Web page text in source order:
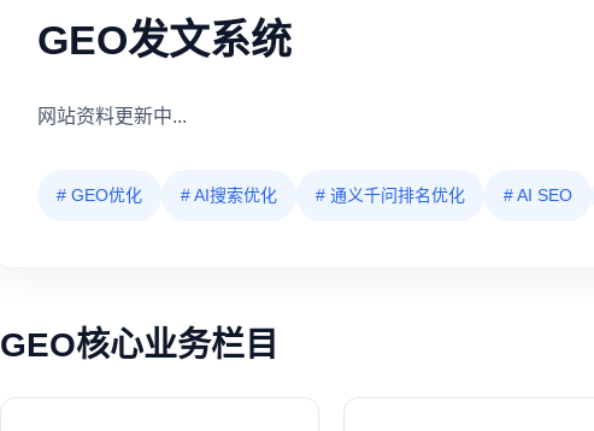
GEO发文系统
网站资料更新中...
# GEO优化 # AI搜索优化 # 通义千问排名优化 # AI SEO
GEO核心业务栏目